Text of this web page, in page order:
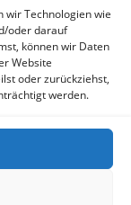
wir Technologien wie
oder darauf
können wir Daten
Website
oder zurückziehst,
werden.